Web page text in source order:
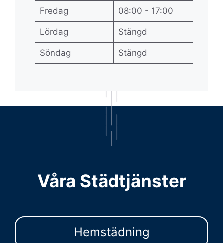
Fredag 08:00 - 17:00
Lördag Stängd
Söndag Stängd
Våra Städtjänster
Hemstädning